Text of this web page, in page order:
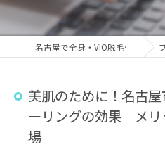
名古屋で全身・VIO脱毛なら学割あり・安心価格の「beauty salon Mico 藤が丘店」 ブ
美肌のために！名古
ーリングの効果｜メ
場